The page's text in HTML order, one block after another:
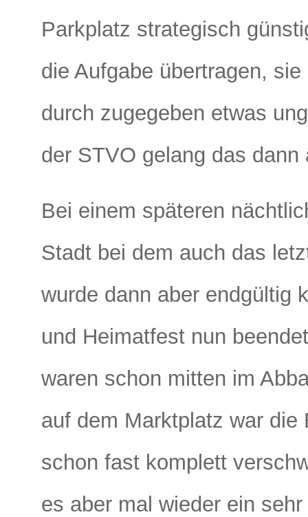
Parkplatz strategisch
die Aufgabe übertragen,
durch zugegeben etwas
der STVO gelang das
Bei einem späteren
Stadt bei dem auch das
wurde dann aber endgültig
und Heimatfest nun
waren schon mitten im
auf dem Marktplatz war die
schon fast komplett
es aber mal wieder ein